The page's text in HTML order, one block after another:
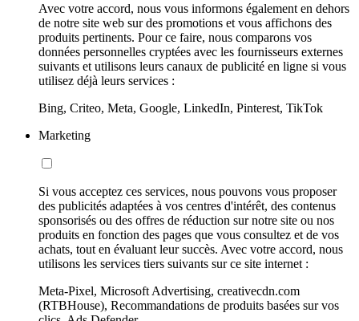
Avec votre accord, nous vous informons également en dehors
de notre site web sur des promotions et vous affichons des
produits pertinents. Pour ce faire, nous comparons vos
données personnelles cryptées avec les fournisseurs externes
suivants et utilisons leurs canaux de publicité en ligne si vous
utilisez déjà leurs services :
Bing, Criteo, Meta, Google, LinkedIn, Pinterest, TikTok
Marketing
Si vous acceptez ces services, nous pouvons vous proposer
des publicités adaptées à vos centres d'intérêt, des contenus
sponsorisés ou des offres de réduction sur notre site ou nos
produits en fonction des pages que vous consultez et de vos
achats, tout en évaluant leur succès. Avec votre accord, nous
utilisons les services tiers suivants sur ce site internet :
Meta-Pixel, Microsoft Advertising, creativecdn.com
(RTBHouse), Recommandations de produits basées sur vos